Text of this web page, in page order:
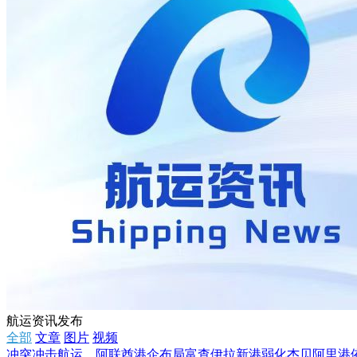
航运资讯发布
全部 文章 图片 视频
冲突冲击航运，阿联酋港企布局富查伊拉新港弱化杰贝阿里港